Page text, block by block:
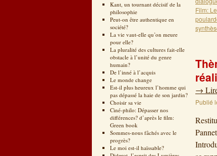
Kant, un tournant décisif de la
philosophie
Peut-on être authentique en
société?
La vie vaut-elle qu’on meure
pour elle?
La pluralité des cultures fait-elle
obstacle à l’unité du genre
humain?
De l’inné à l’acquis
Le monde change
Est-il plus heureux l’homme qui
pas dépassé la haie de son jardin?
Choisir sa vie
Ciné-philo: Dépasser nos
différences? d’après le film:
Green book
Sommes-nous fâchés avec le
progrès?
Le moi est-il haïssable?
Film:
→
Publié